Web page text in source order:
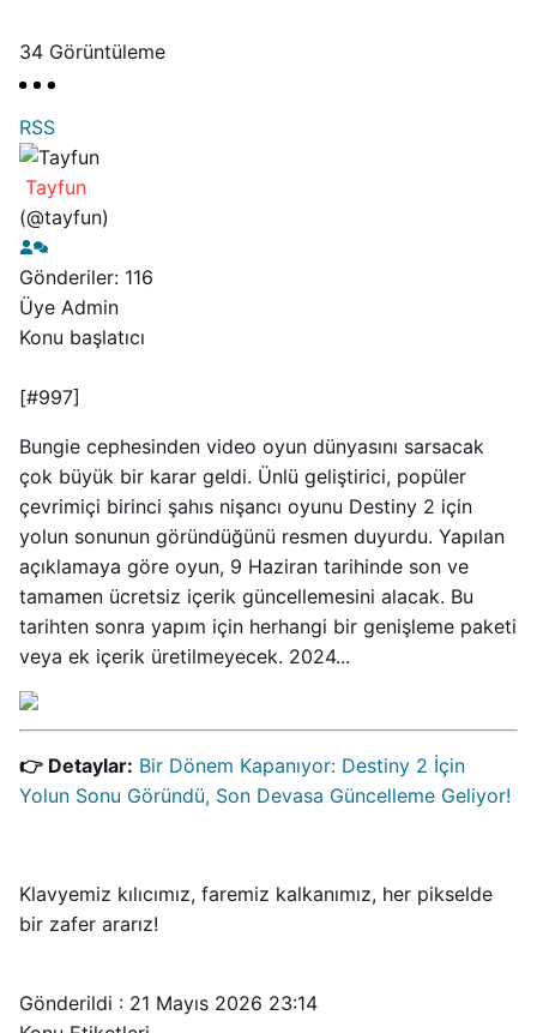
34 Görüntüleme
RSS
Tayfun
(@tayfun)
Gönderiler: 116
Üye Admin
Konu başlatıcı
[#997]
Bungie cephesinden video oyun dünyasını sarsacak
çok büyük bir karar geldi. Ünlü geliştirici, popüler
çevrimiçi birinci şahıs nişancı oyunu Destiny 2 için
yolun sonunun göründüğünü resmen duyurdu. Yapılan
açıklamaya göre oyun, 9 Haziran tarihinde son ve
tamamen ücretsiz içerik güncellemesini alacak. Bu
tarihten sonra yapım için herhangi bir genişleme paketi
veya ek içerik üretilmeyecek. 2024...
👉 Detaylar: Bir Dönem Kapanıyor: Destiny 2 İçin
Yolun Sonu Göründü, Son Devasa Güncelleme Geliyor!
Klavyemiz kılıcımız, faremiz kalkanımız, her pikselde
bir zafer ararız!
Gönderildi : 21 Mayıs 2026 23:14